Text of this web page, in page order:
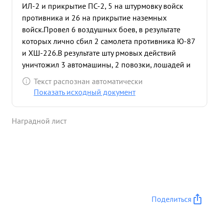
ИЛ-2 и прикрытие ПС-2, 5 на штурмовку войск
противника и 26 на прикрытие наземных
войск.Провел 6 воздушных боев, в результате
которых лично сбил 2 самолета противника Ю-87
и ХШ-226.В результате шту рмовых действий
уничтожил 3 автомашины, 2 повозки, лошадей и
до 40 солдат и офицеров противника. На боевые
задания вылетает с желанием и успешно их
показывает образцы смелости, отваги Не
обеспечивал успех наземным войскам. 20.8.44г.
Текст распознан автоматически
Показать исходный документ
Наградной лист
Поделиться